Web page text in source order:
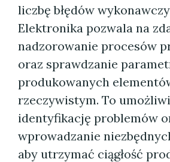
liczbę błędów
Elektronika pozwala na
nadzorowanie procesów
oraz sprawdzanie
produkowanych
rzeczywistym. To
identyfikację problemów
wprowadzanie
aby utrzymać ciągłość